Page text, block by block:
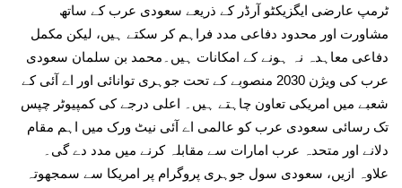
ٹرمپ عارضی ایگزیکٹو آرڈر کے ذریعے سعودی عرب کے ساتھ
مشاورت اور محدود دفاعی مدد فراہم کر سکتے ہیں، لیکن مکمل
دفاعی معاہدہ نہ ہونے کے امکانات ہیں۔محمد بن سلمان سعودی
عرب کی ویژن 2030 منصوبے کے تحت جوہری توانائی اور اے آئی کے
شعبے میں امریکی تعاون چاہتے ہیں۔ اعلی درجے کی کمپیوٹر چپس
تک رسائی سعودی عرب کو عالمی اے آئی نیٹ ورک میں اہم مقام
دلانے اور متحدہ عرب امارات سے مقابلہ کرنے میں مدد دے گی۔
علاوہ ازیں، سعودی سول جوہری پروگرام پر امریکا سے سمجھوتہ